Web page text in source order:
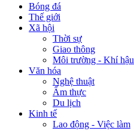
Bóng đá
Thế giới
Xã hội
Thời sự
Giao thông
Môi trường - Khí hậu
Văn hóa
Nghệ thuật
Ẩm thực
Du lịch
Kinh tế
Lao động - Việc làm